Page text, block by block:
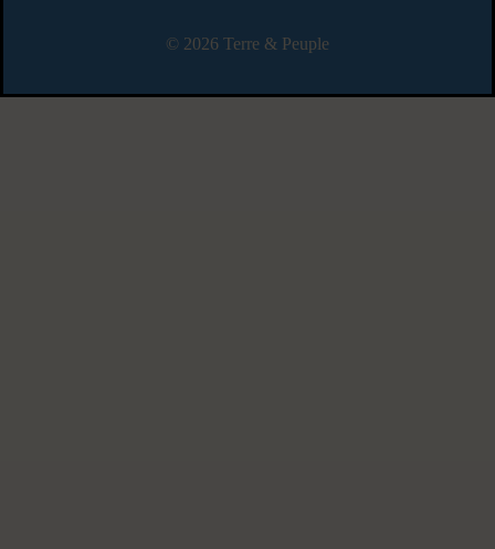
© 2026 Terre & Peuple